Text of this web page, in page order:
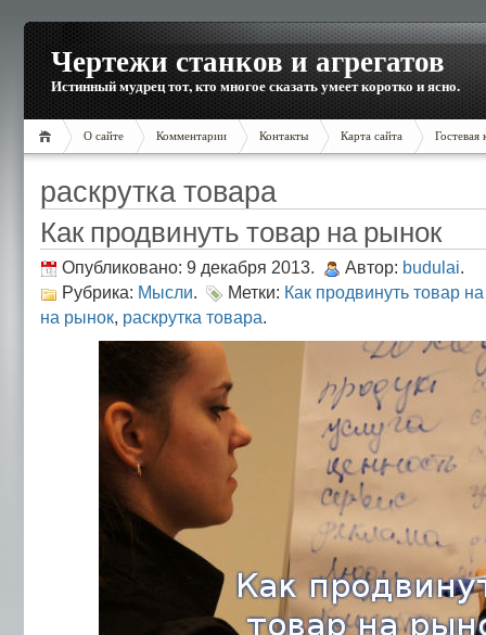
Чертежи станков и агрегатов
Истинный мудрец тот, кто многое сказать умеет коротко и ясно.
О сайте Комментарии Контакты Карта сайта Гостевая
раскрутка товара
Как продвинуть товар на рынок
Опубликовано: 9 декабря 2013. Автор: budulai.
Рубрика: Мысли. Метки: Как продвинуть товар
на рынок, раскрутка товара.